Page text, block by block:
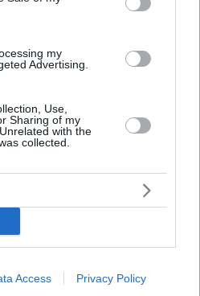
my
Advertising.
Use,
Sharing of my
with the
collected.
Access Privacy Policy
και πρόστιμο στον
στη Νέα Σμύρνη - 25.000
Πειθαρχικό Όργανο της
των θυρών και χρηματικό